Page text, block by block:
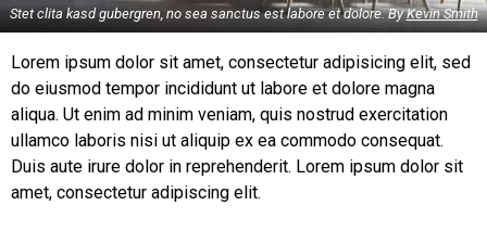
Stet clita kasd gubergren, no sea sanctus est labore et dolore. ByKevin Smith
Lorem ipsum dolor sit amet, consectetur adipisicing elit, sed
do eiusmod tempor incididunt ut labore et dolore magna
aliqua. Ut enim ad minim veniam, quis nostrud exercitation
ullamco laboris nisi ut aliquip ex ea commodo consequat.
Duis aute irure dolor in reprehenderit. Lorem ipsum dolor sit
amet, consectetur adipiscing elit.